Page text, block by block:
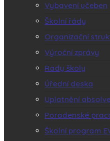
Vybavení učeben
Školní řády
Organizační
Výroční zprávy
Rady školy
Úřední deska
Uplatnění
Poradenské
Školní program